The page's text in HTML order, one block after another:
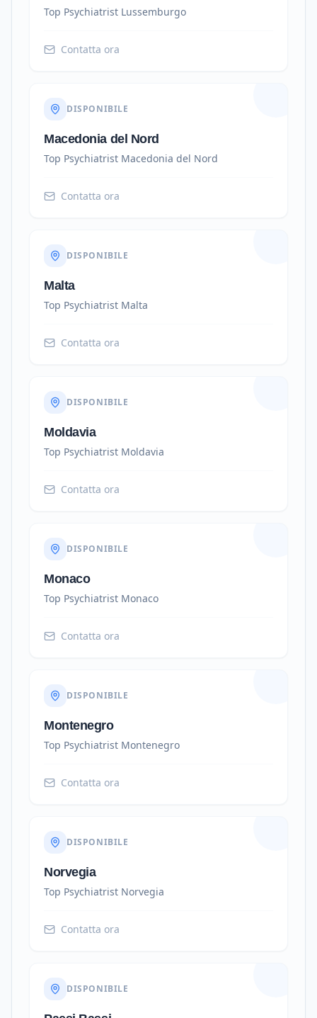
Top Psychiatrist Lussemburgo
Contatta ora
DISPONIBILE
Macedonia del Nord
Top Psychiatrist Macedonia del Nord
Contatta ora
DISPONIBILE
Malta
Top Psychiatrist Malta
Contatta ora
DISPONIBILE
Moldavia
Top Psychiatrist Moldavia
Contatta ora
DISPONIBILE
Monaco
Top Psychiatrist Monaco
Contatta ora
DISPONIBILE
Montenegro
Top Psychiatrist Montenegro
Contatta ora
DISPONIBILE
Norvegia
Top Psychiatrist Norvegia
Contatta ora
DISPONIBILE